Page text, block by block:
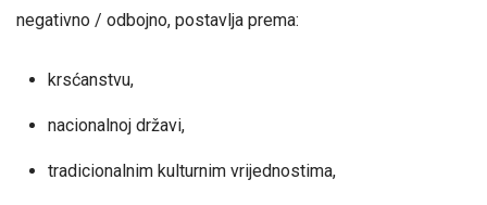
negativno / odbojno, postavlja prema:
krsćanstvu,
nacionalnoj državi,
tradicionalnim kulturnim vrijednostima,